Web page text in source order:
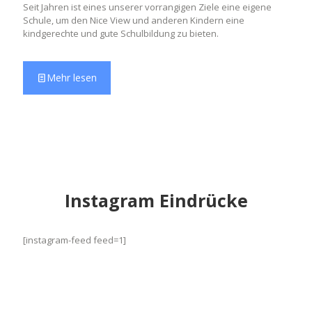
Seit Jahren ist eines unserer vorrangigen Ziele eine eigene
Schule, um den Nice View und anderen Kindern eine
kindgerechte und gute Schulbildung zu bieten.
Mehr lesen
Instagram Eindrücke
[instagram-feed feed=1]